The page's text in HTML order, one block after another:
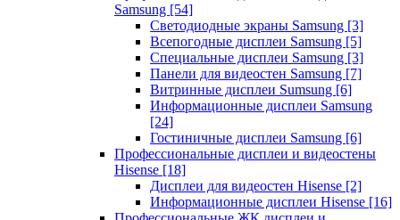
Samsung [54]
Светодиодные экраны Samsung [3]
Всепогодные дисплеи Samsung [5]
Специальные дисплеи Samsung [3]
Панели для видеостен Samsung [7]
Витринные дисплеи Sumsung [6]
Информационные дисплеи Samsung
[24]
Гостиничные дисплеи Samsung [6]
Профессиональные дисплеи и видеостены
Hisense [18]
Дисплеи для видеостен Hisense [2]
Информационные дисплеи Hisense [16]